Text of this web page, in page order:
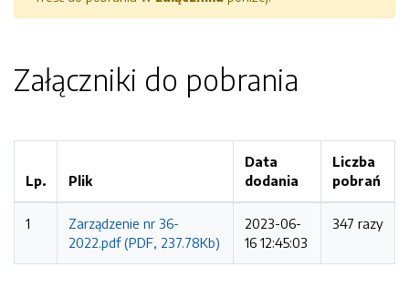
Załączniki do pobrania
Lp. Plik
Data
dodania
Liczba
pobrań
1
Zarządzenie nr 36-
2022.pdf (PDF, 237.78Kb)
2023-06-
16 12:45:03
347 razy